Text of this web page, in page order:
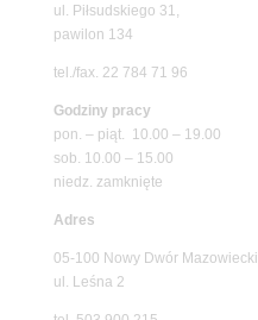
ul. Piłsudskiego 31,
pawilon 134
tel./fax. 22 784 71 96
Godziny pracy
pon. – piąt. 10.00 – 19.00
sob. 10.00 – 15.00
niedz. zamknięte
Adres
05-100 Nowy Dwór Mazowiecki
ul. Leśna 2